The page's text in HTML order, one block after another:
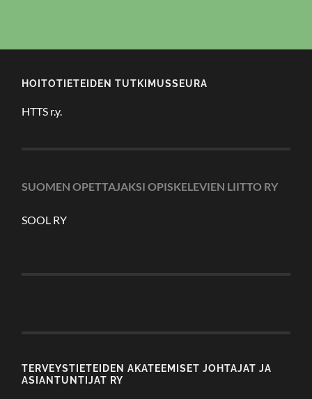
HOITOTIETEIDEN TUTKIMUSSEURA
HTTS r.y.
SUOMEN OPETTAJAKSI OPISKELEVIEN LIITTO RY
SOOL RY
TERVEYSTIETEIDEN AKATEEMISET JOHTAJAT JA
ASIANTUNTIJAT RY